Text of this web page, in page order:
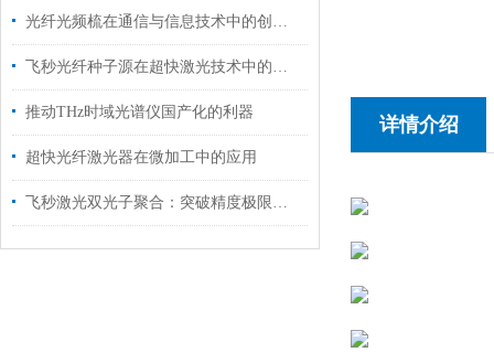
详情介绍
光纤光频梳在通信与信息技术中的创新应用
飞秒光纤种子源在超快激光技术中的关键角色
推动THz时域光谱仪国产化的利器
超快光纤激光器在微加工中的应用
飞秒激光双光子聚合：突破精度极限的纳米三维制造技术